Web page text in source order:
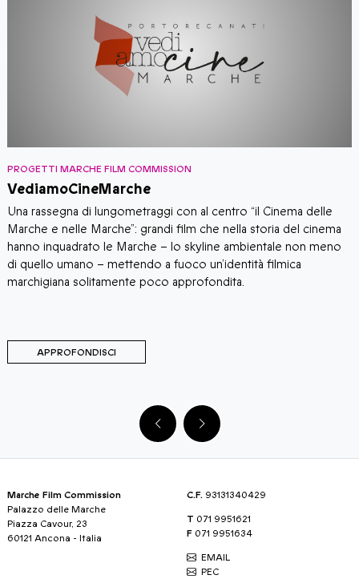
PROGETTI MARCHE FILM COMMISSION
VediamoCineMarche
​​Una rassegna di lungometraggi con al centro “il Cinema delle
Marche e nelle Marche”: grandi film che nella storia del cinema
hanno inquadrato le Marche – lo skyline ambientale non meno
di quello umano – mettendo a fuoco un’identità filmica
marchigiana solitamente poco approfondita.
APPROFONDISCI
Marche Film Commission
Palazzo delle Marche
Piazza Cavour, 23
60121 Ancona - Italia
C.F. 93131340429
T 071 9951621
F 071 9951634
EMAIL
PEC